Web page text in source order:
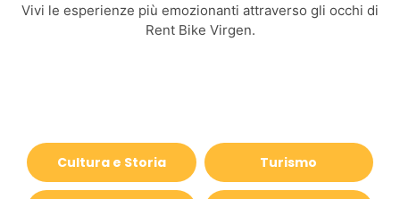
Vivi le esperienze più emozionanti attraverso gli occhi di
Rent Bike Virgen.
Cultura e Storia Turismo